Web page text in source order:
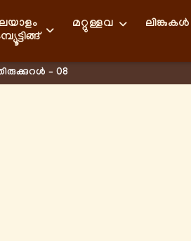
മറ്റുള്ളവ ലിങ്കുകള്‍
– 08